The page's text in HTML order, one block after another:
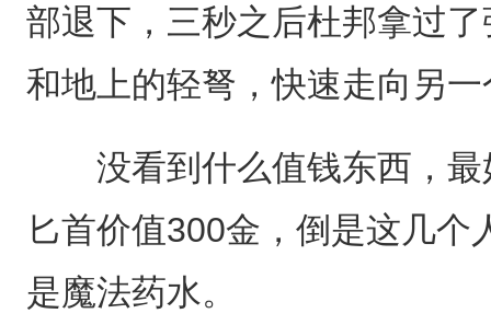
部退下，三秒之后杜邦拿过
和地上的轻弩，快速走向另
没看到什么值钱东西，最
匕首价值300金，倒是这几
是魔法药水。